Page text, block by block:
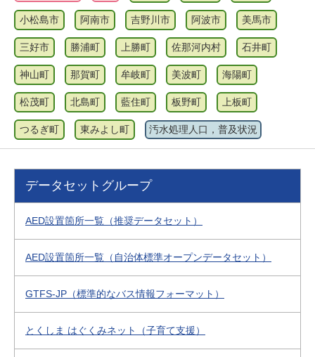
小松島市 阿南市 吉野川市 阿波市 美馬市
三好市 勝浦町 上勝町 佐那河内村 石井町
神山町 那賀町 牟岐町 美波町 海陽町
松茂町 北島町 藍住町 板野町 上板町
つるぎ町 東みよし町 汚水処理人口，普及状況
データセットグループ
AED設置箇所一覧（推奨データセット）
AED設置箇所一覧（自治体標準オープンデータセット）
GTFS-JP（標準的なバス情報フォーマット）
とくしま はぐくみネット（子育て支援）